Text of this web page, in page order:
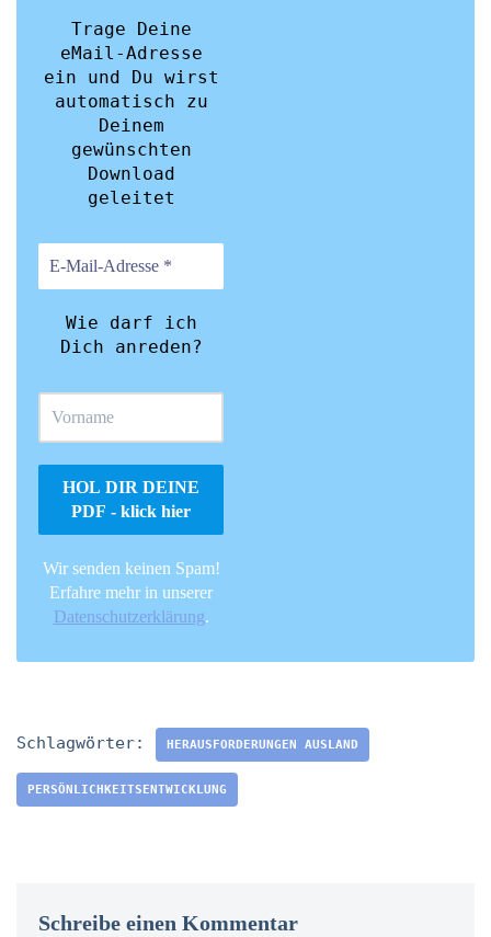
Trage Deine
eMail-Adresse
ein und Du wirst
automatisch zu
Deinem
gewünschten
Download
geleitet
Wie darf ich
Dich anreden?
Wir senden keinen Spam!
Erfahre mehr in unserer
Datenschutzerklärung.
Schlagwörter: HERAUSFORDERUNGEN AUSLAND
PERSÖNLICHKEITSENTWICKLUNG
Schreibe einen Kommentar